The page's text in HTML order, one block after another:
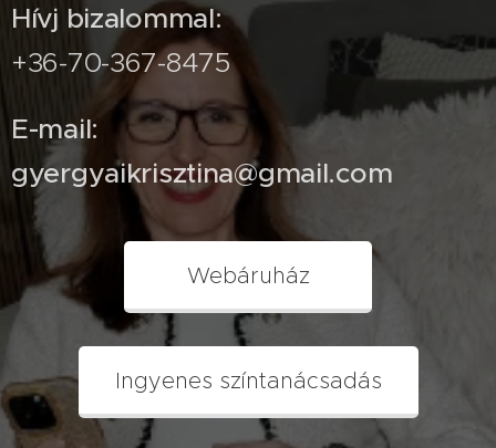
Hívj bizalommal:
+36-70-367-8475
E-mail:
gyergyaikrisztina@gmail.com
Webáruház
Ingyenes színtanácsadás